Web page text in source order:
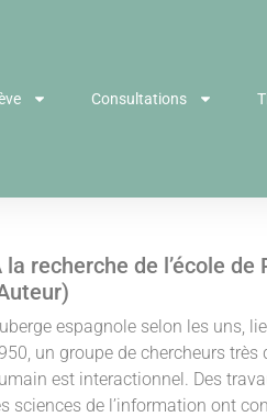
Consultations
la recherche de l’école
espagnole selon les uns,
un groupe de chercheurs
est interactionnel. Des
sciences de l’information ont